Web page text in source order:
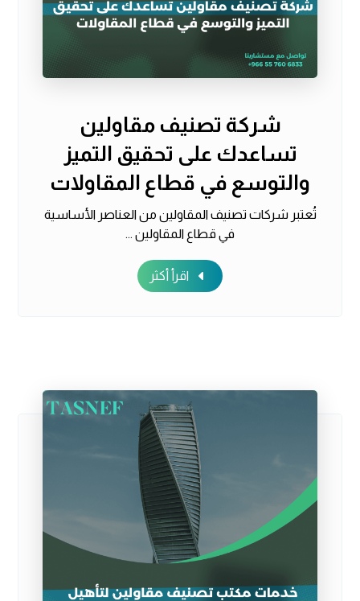
شركة تصنيف مقاولين
تساعدك على تحقيق التميز
والتوسع في قطاع المقاولات
تُعتبر شركات تصنيف المقاولين من العناصر الأساسية
في قطاع المقاولين ...
اقرأ أكثر